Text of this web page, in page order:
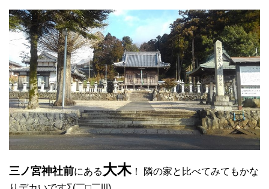
三ノ宮神社前にある大木！ 隣の家と比べてみてもかな